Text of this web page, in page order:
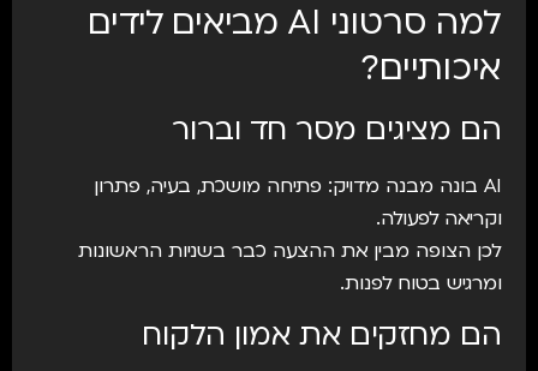
למה סרטוני AI מביאים לידים
איכותיים?
הם מציגים מסר חד וברור
AI בונה מבנה מדויק: פתיחה מושכת, בעיה, פתרון
וקריאה לפעולה.
לכן הצופה מבין את ההצעה כבר בשניות הראשונות
ומרגיש בטוח לפנות.
הם מחזקים את אמון הלקוח